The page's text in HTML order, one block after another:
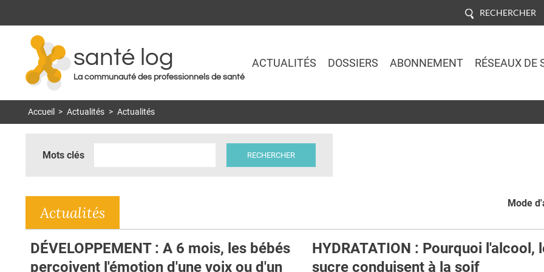
RECHERCHER
santé log
La communauté des professionnels de santé
ACTUALITÉS DOSSIERS ABONNEMENT RÉSEAUX DE
Accueil > Actualités > Actualités
Mots clés
Mode
Actualités
DÉVELOPPEMENT : A 6 mois, les bébés
perçoivent l'émotion d'une voix ou d'un
HYDRATATION : Pourquoi l'alcool,
sucre conduisent à la soif